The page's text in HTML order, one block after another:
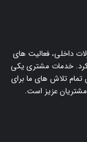
داخلی، فعالیت های
کرد. خدمات مشتری یکی
تلاش های ما برای
عزیز است.